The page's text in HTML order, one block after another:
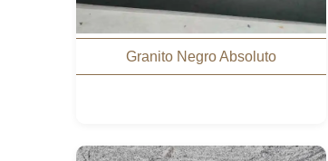
Granito Negro Absoluto